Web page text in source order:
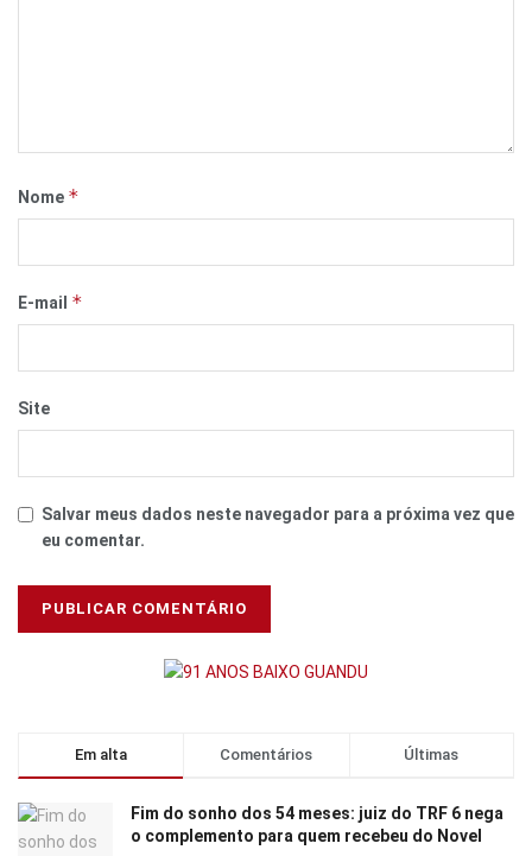
Nome *
E-mail *
Site
Salvar meus dados neste navegador para a próxima vez que
eu comentar.
Em alta Comentários Últimas
Fim do sonho dos 54 meses: juiz do TRF 6 nega
o complemento para quem recebeu do Novel